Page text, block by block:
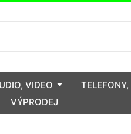
VIDEO
VÝPRODEJ